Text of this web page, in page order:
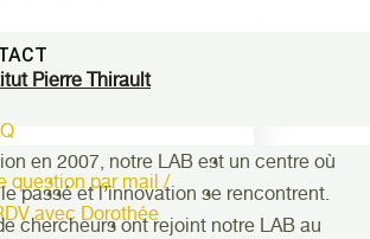
question par mail /
avec Dorothée
Pierre Thirault
en 2007, notre LAB est un centre où
passé et l’innovation se rencontrent.
chercheurs ont rejoint notre LAB au